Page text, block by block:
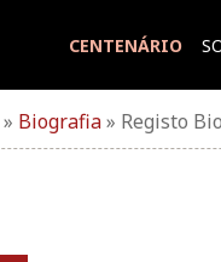
CENTENÁRIO
» Biografia» Registo